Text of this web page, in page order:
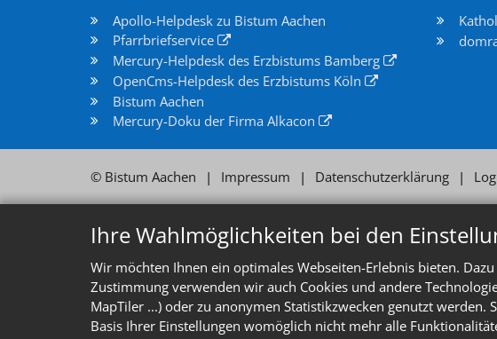
Ihre Wahlmöglichkeiten bei den
Wir möchten Ihnen ein optimales Webseiten-Erlebnis bieten.
Zustimmung verwenden wir auch Cookies und andere
MapTiler ...) oder zu anonymen Statistikzwecken genutzt werden.
Basis Ihrer Einstellungen womöglich nicht mehr alle
Apollo-Helpdesk zu Bistum Aachen
Pfarrbriefservice
Mercury-Helpdesk des Erzbistums Bamberg
OpenCms-Helpdesk des Erzbistums Köln
Bistum Aachen
Mercury-Doku der Firma Alkacon
© Bistum Aachen Impressum Datenschutzerklärung